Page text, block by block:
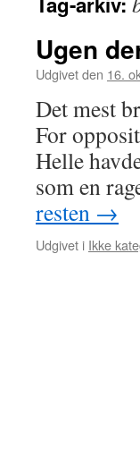
Ugen
Udgivet den 16.
Det mest
For
Helle
som en
resten →
Udgivet i Ikke